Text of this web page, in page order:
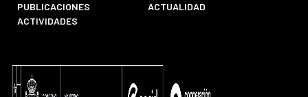
PUBLICACIONES
ACTUALIDAD
ACTIVIDADES